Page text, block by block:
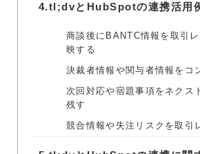
4.tl;dvとHubSpotの連携活用
商談後にBANTC情報を取引
映する
決裁者情報や関与者情報をコ
次回対応や宿題事項をネクス
残す
競合情報や失注リスクを取引